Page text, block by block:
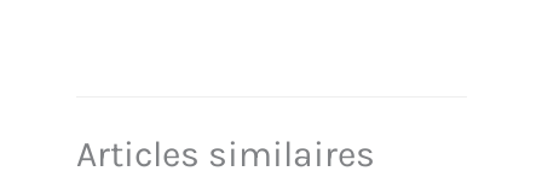
Articles similaires